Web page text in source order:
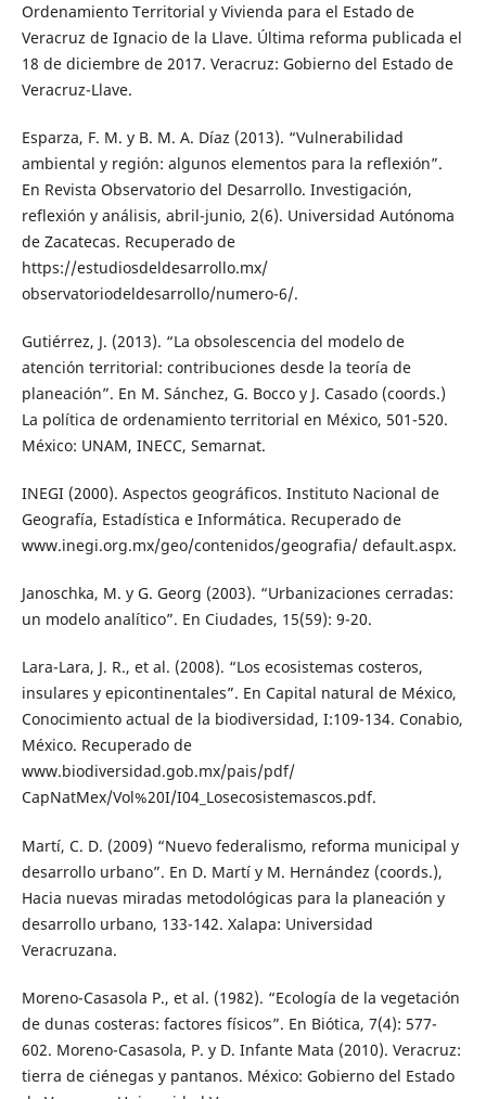
Ordenamiento Territorial y Vivienda para el Estado de
Veracruz de Ignacio de la Llave. Última reforma publicada el
18 de diciembre de 2017. Veracruz: Gobierno del Estado de
Veracruz-Llave.
Esparza, F. M. y B. M. A. Díaz (2013). “Vulnerabilidad
ambiental y región: algunos elementos para la reflexión”.
En Revista Observatorio del Desarrollo. Investigación,
reflexión y análisis, abril-junio, 2(6). Universidad Autónoma
de Zacatecas. Recuperado de
https://estudiosdeldesarrollo.mx/
observatoriodeldesarrollo/numero-6/.
Gutiérrez, J. (2013). “La obsolescencia del modelo de
atención territorial: contribuciones desde la teoría de
planeación”. En M. Sánchez, G. Bocco y J. Casado (coords.)
La política de ordenamiento territorial en México, 501-520.
México: UNAM, INECC, Semarnat.
INEGI (2000). Aspectos geográficos. Instituto Nacional de
Geografía, Estadística e Informática. Recuperado de
www.inegi.org.mx/geo/contenidos/geografia/ default.aspx.
Janoschka, M. y G. Georg (2003). “Urbanizaciones cerradas:
un modelo analítico”. En Ciudades, 15(59): 9-20.
Lara-Lara, J. R., et al. (2008). “Los ecosistemas costeros,
insulares y epicontinentales”. En Capital natural de México,
Conocimiento actual de la biodiversidad, I:109-134. Conabio,
México. Recuperado de
www.biodiversidad.gob.mx/pais/pdf/
CapNatMex/Vol%20I/I04_Losecosistemascos.pdf.
Martí, C. D. (2009) “Nuevo federalismo, reforma municipal y
desarrollo urbano”. En D. Martí y M. Hernández (coords.),
Hacia nuevas miradas metodológicas para la planeación y
desarrollo urbano, 133-142. Xalapa: Universidad
Veracruzana.
Moreno-Casasola P., et al. (1982). “Ecología de la vegetación
de dunas costeras: factores físicos”. En Biótica, 7(4): 577-
602. Moreno-Casasola, P. y D. Infante Mata (2010). Veracruz:
tierra de ciénegas y pantanos. México: Gobierno del Estado